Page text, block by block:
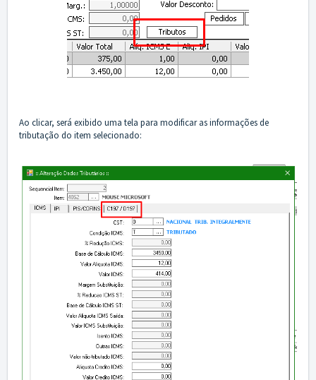
Ao clicar, será exibido uma tela para modificar as informações de
tributação do item selecionado: